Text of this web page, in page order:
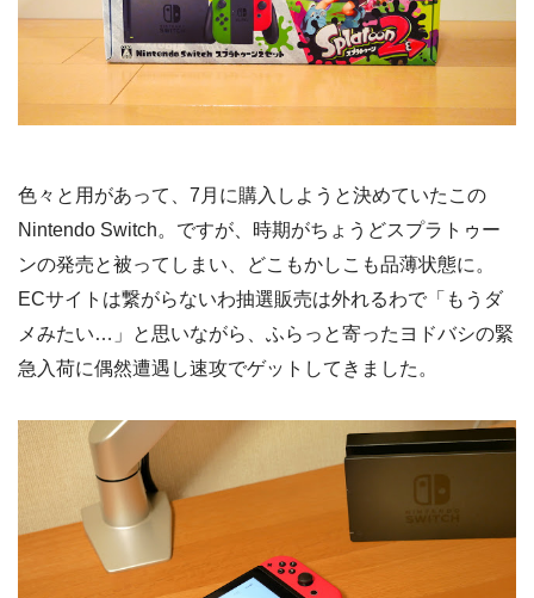
色々と用があって、7月に購入しようと決めていたこの
Nintendo Switch。ですが、時期がちょうどスプラトゥー
ンの発売と被ってしまい、どこもかしこも品薄状態に。
ECサイトは繋がらないわ抽選販売は外れるわで「もうダ
メみたい…」と思いながら、ふらっと寄ったヨドバシの緊
急入荷に偶然遭遇し速攻でゲットしてきました。